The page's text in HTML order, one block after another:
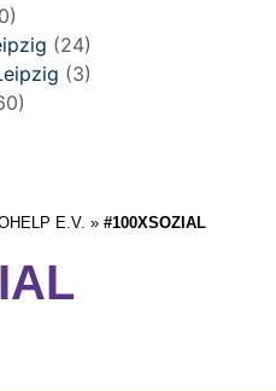
E.V. » #100XSOZIAL
(24)
(3)